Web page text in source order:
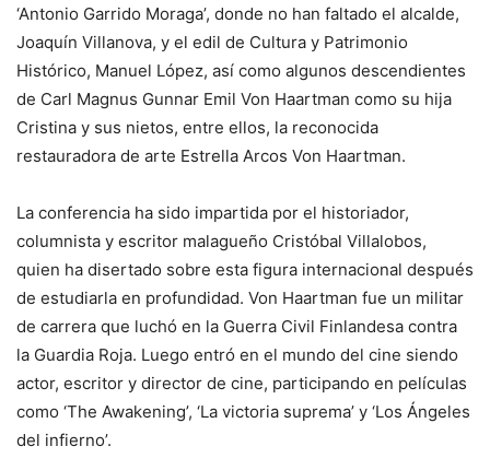
‘Antonio Garrido Moraga’, donde no han faltado el alcalde,
Joaquín Villanova, y el edil de Cultura y Patrimonio
Histórico, Manuel López, así como algunos descendientes
de Carl Magnus Gunnar Emil Von Haartman como su hija
Cristina y sus nietos, entre ellos, la reconocida
restauradora de arte Estrella Arcos Von Haartman.
La conferencia ha sido impartida por el historiador,
columnista y escritor malagueño Cristóbal Villalobos,
quien ha disertado sobre esta figura internacional después
de estudiarla en profundidad. Von Haartman fue un militar
de carrera que luchó en la Guerra Civil Finlandesa contra
la Guardia Roja. Luego entró en el mundo del cine siendo
actor, escritor y director de cine, participando en películas
como ‘The Awakening’, ‘La victoria suprema’ y ‘Los Ángeles
del infierno’.